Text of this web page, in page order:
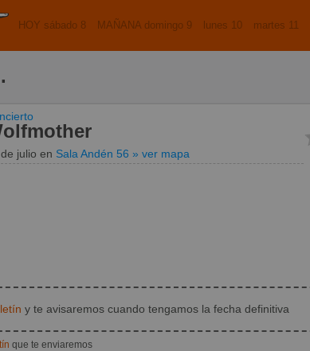
HOY sábado 8 MAÑANA domingo 9 lunes 10 martes 11
julio en Sala Andén 56 » ver mapa
y te avisaremos cuando tengamos la fecha definitiva
que te enviaremos